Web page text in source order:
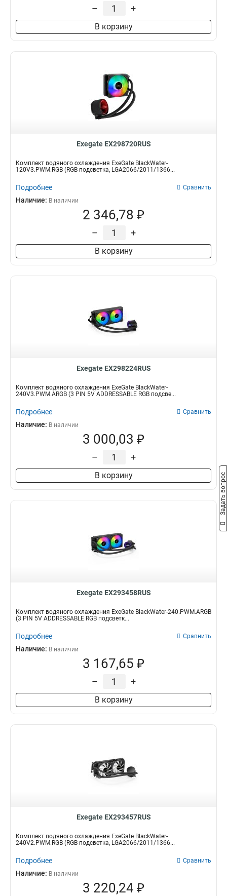
– +
В корзину
Exegate EX298720RUS
Комплект водяного охлаждения ExeGate BlackWater-
120V3.PWM.RGB (RGB подсветка, LGA2066/2011/1366...
Подробнее Сравнить
Наличие: В наличии
2 346,78 ₽
– +
В корзину
Exegate EX298224RUS
Комплект водяного охлаждения ExeGate BlackWater-
240V3.PWM.ARGB (3 PIN 5V ADDRESSABLE RGB подсве...
Подробнее Сравнить
Наличие: В наличии
3 000,03 ₽
– +
В корзину
Exegate EX293458RUS
Комплект водяного охлаждения ExeGate BlackWater-240.PWM.ARGB
(3 PIN 5V ADDRESSABLE RGB подсветк...
Подробнее Сравнить
Наличие: В наличии
3 167,65 ₽
– +
В корзину
Exegate EX293457RUS
Комплект водяного охлаждения ExeGate BlackWater-
240V2.PWM.RGB (RGB подсветка, LGA2066/2011/1366...
Подробнее Сравнить
Наличие: В наличии
3 220,24 ₽
Задать вопрос